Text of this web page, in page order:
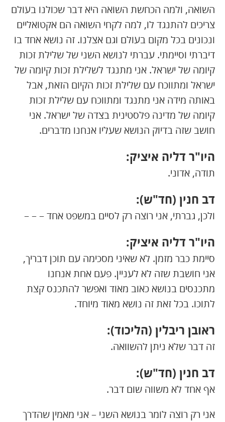
השואה, ולמה הכחשת השואה היא דבר שכולנו בעולם
צריכים להתנגד לו, למה לקחי השואה הם אקטואליים
ונכונים בכל מקום בעולם וגם אצלנו. זה נושא אחד בו
דיברתי וסיימתי. עברתי לנושא השני של שלילת זכות
קיומה של ישראל. אני מתנגד לשלילת זכות קיומה של
ישראל ומתווכח עם שלילת זכות הקיום הזאת, אבל
באותה מידה אני מתנגד ומתווכח עם שלילת זכות
קיומה של מדינה פלסטינית בצדה של ישראל. אני
חושב שזה בדיוק הנושא שעליו אנחנו מדברים.
היו"ר דליה איציק:
תודה, אדוני.
דב חנין (חד"ש):
ולכן, גברתי, אני רוצה רק לסיים במשפט אחד – – –
היו"ר דליה איציק:
סיימת כבר מזמן. לא שאיני מסכימה עם תוכן דבריך,
אני חושבת שזה לא לעניין. פעם אחת אנחנו
מתכנסים בנושא כאוב מאוד ואפשר להתכנס קצת
לתוכו. בכל זאת זה נושא מאוד מיוחד.
ראובן ריבלין (הליכוד):
זה דבר שלא ניתן להשוואה.
דב חנין (חד"ש):
אף אחד לא משווה שום דבר.
אני רק רוצה לומר בנושא השני – אני מאמין שהדרך